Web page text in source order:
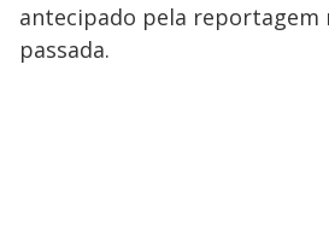
antecipado pela reportagem
passada.